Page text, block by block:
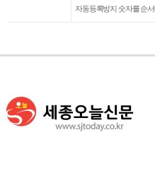
자동등록방지 숫자를 순